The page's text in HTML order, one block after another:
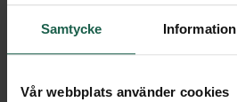
Samtycke Information
Vår webbplats använder cookies
PRODUKTINFORMATION